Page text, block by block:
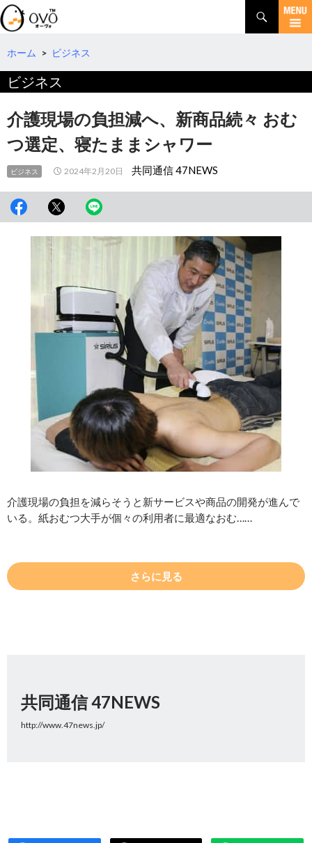
検
索
コ
テ
へ
動
ホーム > ビジネス
ビジネス
介護現場の負担減へ、新商品続々 おむ
つ選定、寝たままシャワー
ビジネス 2024年2月20日 共同通信 47NEWS
介護現場の負担を減らそうと新サービスや商品の開発が進んで
いる。紙おむつ大手が個々の利用者に最適なおむ……
さらに見る
共同通信 47NEWS
http://www.47news.jp/